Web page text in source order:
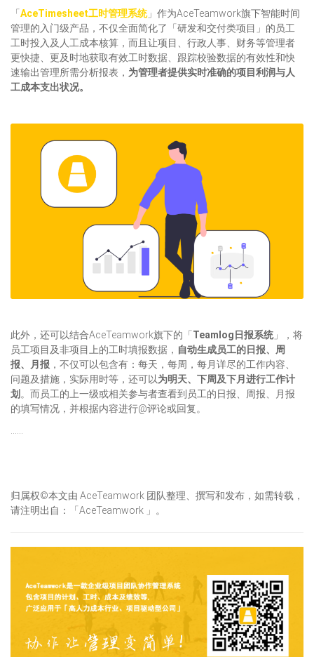
「 AceTimesheet工时管理系统」作为AceTeamwork旗下智能时间
管理的入门级产品，不仅全面简化了「研发和交付类项目」的员工
工时投入及人工成本核算，而且让项目、行政人事、财务等管理者
更快捷、更及时地获取有效工时数据、跟踪校验数据的有效性和快
速输出管理所需分析报表， 为管理者提供实时准确的项目利润与人
工成本支出状况。
此外，还可以结合AceTeamwork旗下的「 Teamlog日报系统」，将
员工项目及非项目上的工时填报数据， 自动生成员工的日报、周
报、月报 ，不仅可以包含有：每天，每周，每月详尽的工作内容、
问题及措施，实际用时等，还可以为明天、下周及下月进行工作计
划 。而员工的上一级或相关参与者查看到员工的日报、周报、月报
的填写情况，并根据内容进行@评论或回复。
归属权©本文由 AceTeamwork 团队整理、撰写和发布，如需转载，
请注明出自：「AceTeamwork 」。